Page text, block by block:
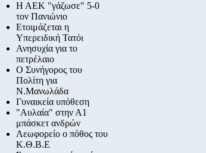
Η ΑΕΚ "γάζωσε" 5-0
τον Πανιώνιο
Ετοιμάζεται η
Υπερειδική Τατόι
Ανησυχία για το
πετρέλαιο
Ο Συνήγορος του
Πολίτη για
Ν.Μανωλάδα
Γυναικεία υπόθεση
"Αυλαία" στην Α1
μπάσκετ ανδρών
Λεωφορείο ο πόθος του
Κ.Θ.Β.Ε